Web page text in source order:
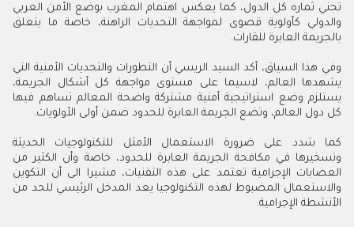
تجني ثماره كل الدول، كما يعكس اهتمام المغرب بوضع الأمن العربي
والدولي كأولوية قصوى لمواجهة التحديات الراهنة، خاصة ما يتعلق
بالجريمة العابرة للقارات.
وفي هذا السياق، أكد السيد الريسي أن التطورات والتحديات الأمنية التي
يشهدها العالم، لاسيما على مستوى مواجهة كل أشكال الجريمة،
يستلزم وضع استراتيجية أمنية مشتركة واضحة المعالم تساهم فيها
كل دول العالم، وتضع الجريمة العابرة للحدود ضمن أولى الأولويات.
كما شدد على ضرورة الاستعمال الأمثل للتكنولوجيات الحديثة
وتسخيرها في مكافحة الجريمة العابرة للحدود، خاصة وأن الكثير من
العصابات الإجرامية تعتمد على هذه التقنيات، مشيرا الى أن التكوين
والاستعمال المضبوط لهذه التكنولوجيا يعد المدخل الرئيسي للحد من
الأنشطة الإجرامية.